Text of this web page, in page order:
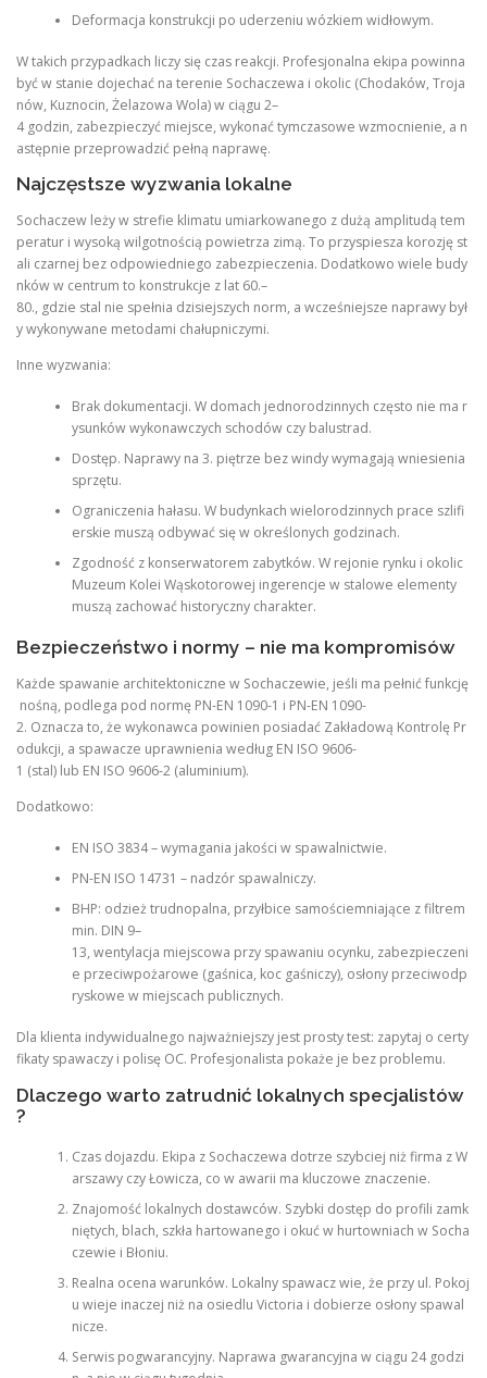
Deformacja konstrukcji po uderzeniu wózkiem widłowym.
W takich przypadkach liczy się czas reakcji. Profesjonalna ekipa powinna
być w stanie dojechać na terenie Sochaczewa i okolic (Chodaków, Troja
nów, Kuznocin, Żelazowa Wola) w ciągu 2–
4 godzin, zabezpieczyć miejsce, wykonać tymczasowe wzmocnienie, a n
astępnie przeprowadzić pełną naprawę.
Najczęstsze wyzwania lokalne
Sochaczew leży w strefie klimatu umiarkowanego z dużą amplitudą tem
peratur i wysoką wilgotnością powietrza zimą. To przyspiesza korozję st
ali czarnej bez odpowiedniego zabezpieczenia. Dodatkowo wiele budy
nków w centrum to konstrukcje z lat 60.–
80., gdzie stal nie spełnia dzisiejszych norm, a wcześniejsze naprawy był
y wykonywane metodami chałupniczymi.
Inne wyzwania:
Brak dokumentacji. W domach jednorodzinnych często nie ma r
ysunków wykonawczych schodów czy balustrad.
Dostęp. Naprawy na 3. piętrze bez windy wymagają wniesienia
sprzętu.
Ograniczenia hałasu. W budynkach wielorodzinnych prace szlifi
erskie muszą odbywać się w określonych godzinach.
Zgodność z konserwatorem zabytków. W rejonie rynku i okolic
Muzeum Kolei Wąskotorowej ingerencje w stalowe elementy
muszą zachować historyczny charakter.
Bezpieczeństwo i normy – nie ma kompromisów
Każde spawanie architektoniczne w Sochaczewie, jeśli ma pełnić funkcję
nośną, podlega pod normę PN-EN 1090-1 i PN-EN 1090-
2. Oznacza to, że wykonawca powinien posiadać Zakładową Kontrolę Pr
odukcji, a spawacze uprawnienia według EN ISO 9606-
1 (stal) lub EN ISO 9606-2 (aluminium).
Dodatkowo:
EN ISO 3834 – wymagania jakości w spawalnictwie.
PN-EN ISO 14731 – nadzór spawalniczy.
BHP: odzież trudnopalna, przyłbice samościemniające z filtrem
min. DIN 9–
13, wentylacja miejscowa przy spawaniu ocynku, zabezpieczeni
e przeciwpożarowe (gaśnica, koc gaśniczy), osłony przeciwodp
ryskowe w miejscach publicznych.
Dla klienta indywidualnego najważniejszy jest prosty test: zapytaj o certy
fikaty spawaczy i polisę OC. Profesjonalista pokaże je bez problemu.
Dlaczego warto zatrudnić lokalnych specjalistów
?
Czas dojazdu. Ekipa z Sochaczewa dotrze szybciej niż firma z W
arszawy czy Łowicza, co w awarii ma kluczowe znaczenie.
Znajomość lokalnych dostawców. Szybki dostęp do profili zamk
niętych, blach, szkła hartowanego i okuć w hurtowniach w Socha
czewie i Błoniu.
Realna ocena warunków. Lokalny spawacz wie, że przy ul. Pokoj
u wieje inaczej niż na osiedlu Victoria i dobierze osłony spawal
nicze.
Serwis pogwarancyjny. Naprawa gwarancyjna w ciągu 24 godzi